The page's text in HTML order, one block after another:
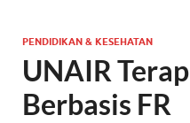
PENDIDIKAN & KESEHATAN
UNAIR
Berbasis FR